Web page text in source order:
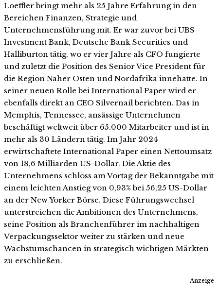
Loeffler bringt mehr als 25 Jahre Erfahrung in den
Bereichen Finanzen, Strategie und
Unternehmensführung mit. Er war zuvor bei UBS
Investment Bank, Deutsche Bank Securities und
Halliburton tätig, wo er vier Jahre als CFO fungierte
und zuletzt die Position des Senior Vice President für
die Region Naher Osten und Nordafrika innehatte. In
seiner neuen Rolle bei International Paper wird er
ebenfalls direkt an CEO Silvernail berichten. Das in
Memphis, Tennessee, ansässige Unternehmen
beschäftigt weltweit über 65.000 Mitarbeiter und ist in
mehr als 30 Ländern tätig. Im Jahr 2024
erwirtschaftete International Paper einen Nettoumsatz
von 18,6 Milliarden US-Dollar. Die Aktie des
Unternehmens schloss am Vortag der Bekanntgabe mit
einem leichten Anstieg von 0,93% bei 56,25 US-Dollar
an der New Yorker Börse. Diese Führungswechsel
unterstreichen die Ambitionen des Unternehmens,
seine Position als Branchenführer im nachhaltigen
Verpackungssektor weiter zu stärken und neue
Wachstumschancen in strategisch wichtigen Märkten
zu erschließen.
Anzeige